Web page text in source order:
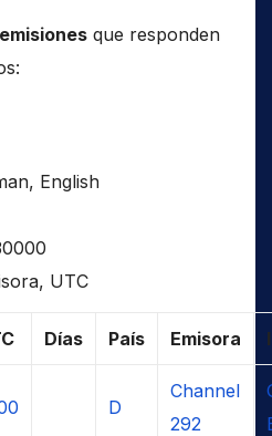
que responden
English
UTC
Días País Emisora
D
Channel
292